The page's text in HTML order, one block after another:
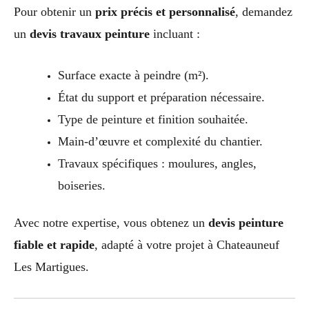
Pour obtenir un prix précis et personnalisé, demandez
un devis travaux peinture incluant :
Surface exacte à peindre (m²).
État du support et préparation nécessaire.
Type de peinture et finition souhaitée.
Main-d’œuvre et complexité du chantier.
Travaux spécifiques : moulures, angles,
boiseries.
Avec notre expertise, vous obtenez un devis peinture
fiable et rapide, adapté à votre projet à Chateauneuf
Les Martigues.